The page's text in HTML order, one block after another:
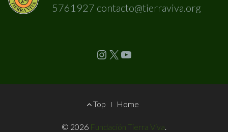
5761927 contacto@tierraviva.org
Instagram X YouTube
Top Home
© 2026 Fundación Tierra Viva